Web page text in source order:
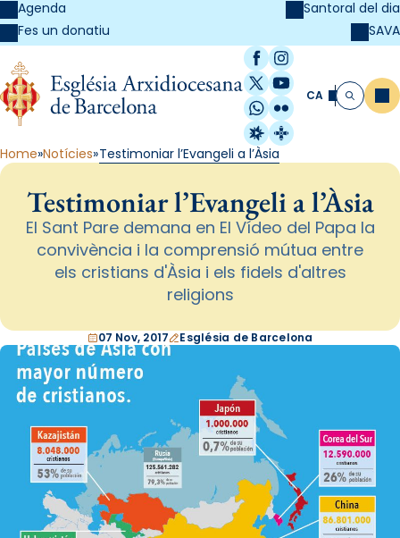
Agenda
Fes un donatiu
Santoral del dia
SAVA
Facebook
Instagram
X / Twitter
YouTube
WhatsApp
Flickr
Radio Estel
Catalunya
CA Cerca
Home Notícies Testimoniar l’Evangeli a l’Àsia
Testimoniar l’Evangeli a l’Àsia
El Sant Pare demana en El Vídeo del Papa la
convivència i la comprensió mútua entre
els cristians d'Àsia i els fidels d'altres
religions
07 Nov, 2017 Església de Barcelona